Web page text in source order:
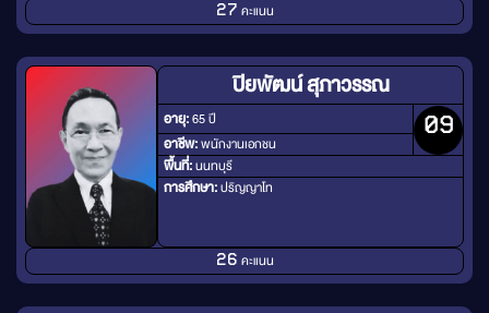
27 คะแนน
ปิยพัฒน์ สุภาวรรณ
อายุ:65 ปี
อาชีพ:พนักงานเอกชน
09
พื้นที่:นนทบุรี
การศึกษา:ปริญญาโท
26 คะแนน